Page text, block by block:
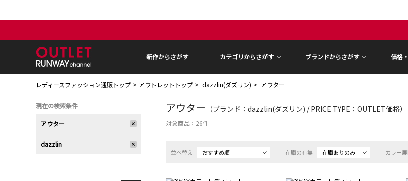
新作からさがす カテゴリからさがす ブランドからさがす 価格
レディースファッション通販トップ アウトレットトップ dazzlin(ダズリン) アウター
アウター （ブランド：dazzlin(ダズリン) / PRICE TYPE：OUTLET価格）
対象商品： 26件
並べ替え おすすめ順 在庫の有無 在庫ありのみ カラー
現在の検索条件
アウター
dazzlin